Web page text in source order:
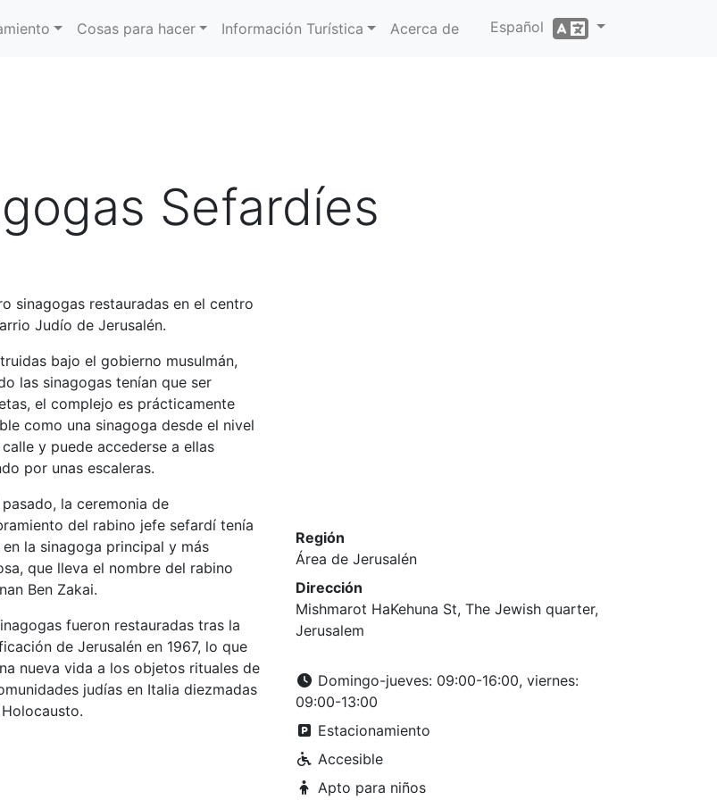
Cosas para hacer Información Turística Acerca de Español
Sefardíes
sinagogas restauradas en el centro
Judío de Jerusalén.
bajo el gobierno musulmán,
las sinagogas tenían que ser
el complejo es prácticamente
como una sinagoga desde el nivel
y puede accederse a ellas
por unas escaleras.
pasado, la ceremonia de
del rabino jefe sefardí tenía
en la sinagoga principal y más
que lleva el nombre del rabino
Ben Zakai.
fueron restauradas tras la
de Jerusalén en 1967, lo que
nueva vida a los objetos rituales de
judías en Italia diezmadas
Región
Área de Jerusalén
Dirección
Mishmarot HaKehuna St, The Jewish quarter,
Jerusalem
Domingo-jueves: 09:00-16:00, viernes:
09:00-13:00
Estacionamiento
Accesible
Apto para niños